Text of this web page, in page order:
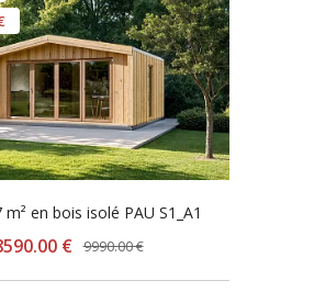
en bois isolé PAU S1_A1
€ 9990.00 €